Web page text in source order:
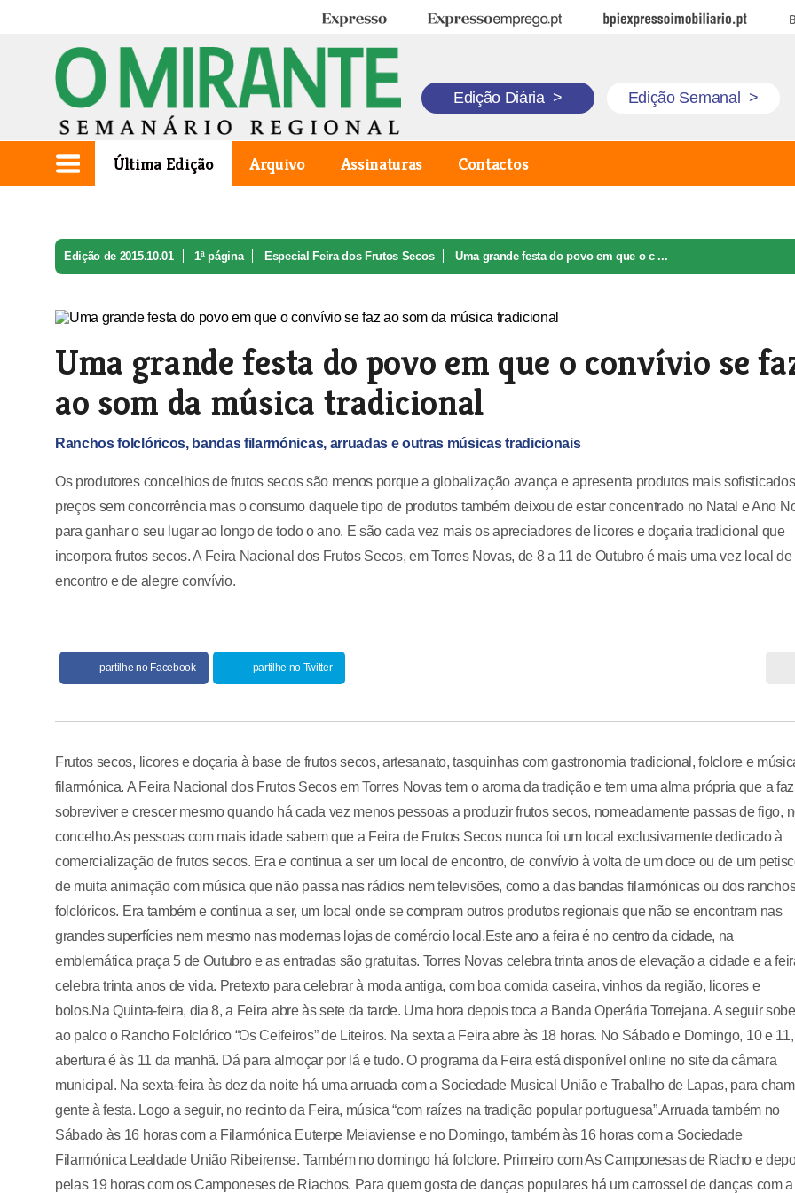
Expresso Expresso Emprego BPI Expresso Imobiliário
Edição Diária > Edição Semanal >
Última Edição Arquivo Assinaturas Contactos
Edição de 2015.10.01 1ª página Especial Feira dos Frutos Secos Uma grande festa do povo em que o c ...
Uma grande festa do povo em que o convívio se
ao som da música tradicional
Ranchos folclóricos, bandas filarmónicas, arruadas e outras músicas tradicionais
Os produtores concelhios de frutos secos são menos porque a globalização avança e apresenta produtos mais
preços sem concorrência mas o consumo daquele tipo de produtos também deixou de estar concentrado no Natal e Ano
para ganhar o seu lugar ao longo de todo o ano. E são cada vez mais os apreciadores de licores e doçaria tradicional que
incorpora frutos secos. A Feira Nacional dos Frutos Secos, em Torres Novas, de 8 a 11 de Outubro é mais uma vez local de
encontro e de alegre convívio.
partilhe no Facebook partilhe no Twitter
Frutos secos, licores e doçaria à base de frutos secos, artesanato, tasquinhas com gastronomia tradicional, folclore e
filarmónica. A Feira Nacional dos Frutos Secos em Torres Novas tem o aroma da tradição e tem uma alma própria que a faz
sobreviver e crescer mesmo quando há cada vez menos pessoas a produzir frutos secos, nomeadamente passas de figo,
concelho.As pessoas com mais idade sabem que a Feira de Frutos Secos nunca foi um local exclusivamente dedicado à
comercialização de frutos secos. Era e continua a ser um local de encontro, de convívio à volta de um doce ou de um
de muita animação com música que não passa nas rádios nem televisões, como a das bandas filarmónicas ou dos
folclóricos. Era também e continua a ser, um local onde se compram outros produtos regionais que não se encontram nas
grandes superfícies nem mesmo nas modernas lojas de comércio local.Este ano a feira é no centro da cidade, na
emblemática praça 5 de Outubro e as entradas são gratuitas. Torres Novas celebra trinta anos de elevação a cidade e a
celebra trinta anos de vida. Pretexto para celebrar à moda antiga, com boa comida caseira, vinhos da região, licores e
bolos.Na Quinta-feira, dia 8, a Feira abre às sete da tarde. Uma hora depois toca a Banda Operária Torrejana. A seguir sobe
ao palco o Rancho Folclórico “Os Ceifeiros” de Liteiros. Na sexta a Feira abre às 18 horas. No Sábado e Domingo, 10 e
abertura é às 11 da manhã. Dá para almoçar por lá e tudo. O programa da Feira está disponível online no site da câmara
municipal. Na sexta-feira às dez da noite há uma arruada com a Sociedade Musical União e Trabalho de Lapas, para
gente à festa. Logo a seguir, no recinto da Feira, música “com raízes na tradição popular portuguesa”.Arruada também no
Sábado às 16 horas com a Filarmónica Euterpe Meiaviense e no Domingo, também às 16 horas com a Sociedade
Filarmónica Lealdade União Ribeirense. Também no domingo há folclore. Primeiro com As Camponesas de Riacho e
pelas 19 horas com os Camponeses de Riachos. Para quem gosta de danças populares há um carrossel de danças com a